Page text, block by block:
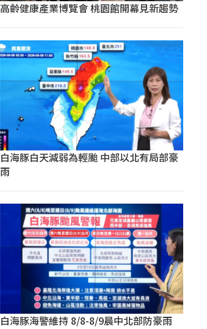
高齡健康產業博覽會 桃園館開幕見新趨勢
白海豚白天減弱為輕颱 中部以北有局部豪
雨
白海豚海警維持 8/8-8/9晨中北部防豪雨